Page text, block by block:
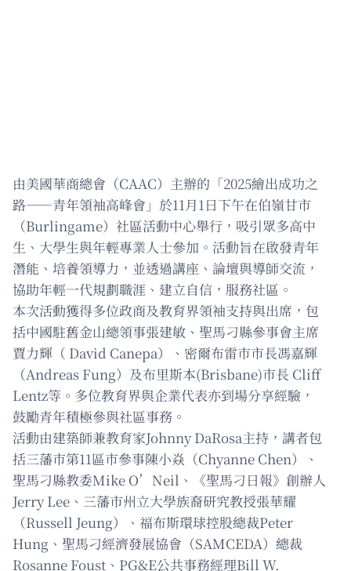
由美國華商總會（CAAC）主辦的「2025繪出成功之
路——青年領袖高峰會」於11月1日下午在伯嶺甘市
（Burlingame）社區活動中心舉行，吸引眾多高中
生、大學生與年輕專業人士參加。活動旨在啟發青年
潛能、培養領導力，並透過講座、論壇與導師交流，
協助年輕一代規劃職涯、建立自信，服務社區。
本次活動獲得多位政商及教育界領袖支持與出席，包
括中國駐舊金山總領事張建敏、聖馬刁縣參事會主席
賈力輝（ David Canepa）、密爾布雷市市長馮嘉輝
（Andreas Fung）及布里斯本(Brisbane)市長 Cliff
Lentz等。多位教育界與企業代表亦到場分享經驗，
鼓勵青年積極參與社區事務。
活動由建築師兼教育家Johnny DaRosa主持，講者包
括三藩市第11區市參事陳小焱（Chyanne Chen）、
聖馬刁縣教委Mike O’Neil、《聖馬刁日報》創辦人
Jerry Lee、三藩市州立大學族裔研究教授張華耀
（Russell Jeung）、福布斯環球控股總裁Peter
Hung、聖馬刁經濟發展協會（SAMCEDA）總裁
Rosanne Foust、PG&E公共事務經理Bill W.